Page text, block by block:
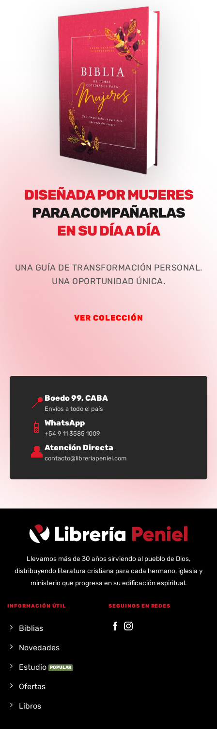
DISEÑADA POR MUJERES
PARA ACOMPAÑARLAS
EN SU DÍA A DÍA
UNA GUÍA DE TRANSFORMACIÓN PERSONAL.
UNA OPORTUNIDAD ÚNICA.
VER COLECCIÓN
📍 Boedo 99, CABA
Envíos a todo el país
📱 WhatsApp
+54 9 11 3585 1009
👤 Atención Directa
contacto@libreriapeniel.com
Llevamos más de 30 años sirviendo al pueblo de Dios,
distribuyendo literatura cristiana para cada hermano, iglesia y
ministerio que progresa en su edificación espiritual.
INFORMACIÓN ÚTIL
Biblias
Novedades
Estudio
Ofertas
Libros
SEGUINOS EN REDES